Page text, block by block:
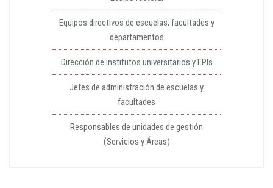
Equipos directivos de escuelas, facultades y
departamentos
Dirección de institutos universitarios y EPIs
Jefes de administración de escuelas y
facultades
Responsables de unidades de gestión
(Servicios y Áreas)